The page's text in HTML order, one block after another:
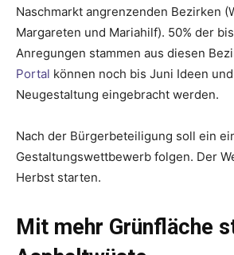
Naschmarkt angrenzenden Bezirken
Margareten und Mariahilf). 50% der
Anregungen stammen aus diesen
Portal können noch bis Juni Ideen
Neugestaltung eingebracht werden.
Nach der Bürgerbeteiligung soll ein
Gestaltungswettbewerb folgen. Der
Herbst starten.
Mit mehr Grünfläche